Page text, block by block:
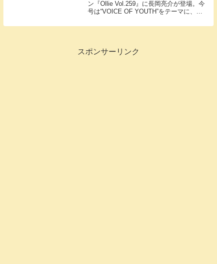
ン『Ollie Vol.259』に長岡亮介が登場。今
号は“VOICE OF YOUTH”をテーマに、
次世代を担う若者に焦点を当てる。
スポンサーリンク